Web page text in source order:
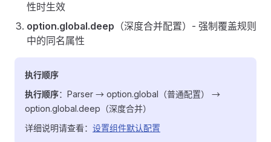
性时生效
option.global.deep （深度合并配置）- 强制覆盖规则
中的同名属性
执行顺序
执行顺序：Parser → option.global（普通配置） →
option.global.deep（深度合并）
详细说明请查看： 设置组件默认配置